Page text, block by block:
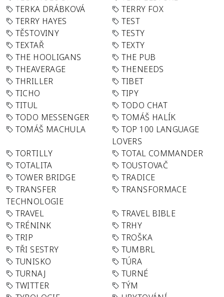
TERKA DRÁBKOVÁ
TERRY FOX
TERRY HAYES
TEST
TĚSTOVINY
TESTY
TEXTAŘ
TEXTY
THE HOOLIGANS
THE PUB
THEAVERAGE
THENEEDS
THRILLER
TIBET
TICHO
TIPY
TITUL
TODO CHAT
TODO MESSENGER
TOMÁŠ HALÍK
TOMÁŠ MACHULA
TOP 100 LANGUAGE
LOVERS
TORTILLY
TOTAL COMMANDER
TOTALITA
TOUSTOVAČ
TOWER BRIDGE
TRADICE
TRANSFER
TECHNOLOGIE
TRANSFORMACE
TRAVEL
TRAVEL BIBLE
TRÉNINK
TRHY
TRIP
TROŠKA
TŘI SESTRY
TUMBRL
TUNISKO
TÚRA
TURNAJ
TURNÉ
TWITTER
TÝM